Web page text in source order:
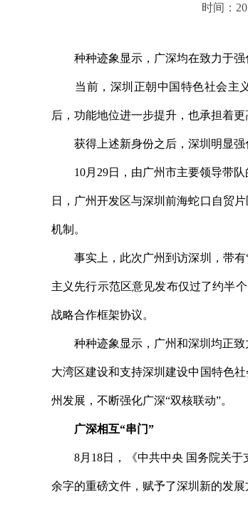
时间：
种种迹象显示，广深均在致力于强
当前，深圳正朝中国特色社会主义
后，功能地位进一步提升，也承担着更
获得上述新身份之后，深圳明显强
10月29日，由广州市主要领导带队
日，广州开发区与深圳前海蛇口自贸
机制。
事实上，此次广州到访深圳，带有“
主义先行示范区意见发布仅过了约半
战略合作框架协议。
种种迹象显示，广州和深圳均正致
大湾区建设和支持深圳建设中国特色
州发展，不断强化广深“双核联动”。
广深相互“串门”
8月18日，《中共中央 国务院关于
余字的重磅文件，赋予了深圳新的发展